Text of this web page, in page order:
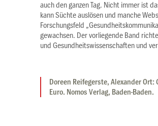
auch den ganzen Tag. Nicht immer ist
kann Süchte auslösen und manche
Forschungsfeld
gewachsen. Der vorliegende Band
und Gesundheitswissenschaften und
Doreen Reifegerste, Alexander
Euro. Nomos Verlag, Baden-Baden.